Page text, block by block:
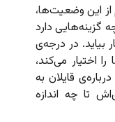
این وضعیت‌ها،
گزینه‌هایی دارد
بیاید. در درجه‌ی
اختیار می‌کند،
قایلان به
تا چه اندازه